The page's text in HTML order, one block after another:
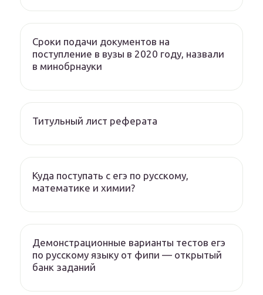
Сроки подачи документов на
поступление в вузы в 2020 году, назвали
в минобрнауки
Титульный лист реферата
Куда поступать с егэ по русскому,
математике и химии?
Демонстрационные варианты тестов егэ
по русскому языку от фипи — открытый
банк заданий